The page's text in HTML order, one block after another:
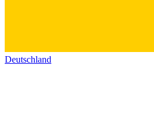
Deutschland